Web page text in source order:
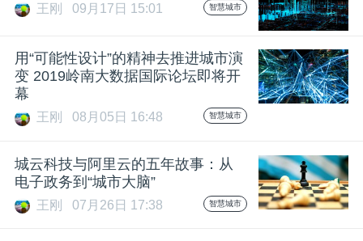
王刚 09月17日 15:01 智慧城市
用“可能性设计”的精神去推进城市演
变 2019岭南大数据国际论坛即将开
幕
王刚 08月05日 16:48 智慧城市
城云科技与阿里云的五年故事：从
电子政务到“城市大脑”
王刚 07月26日 17:38 智慧城市